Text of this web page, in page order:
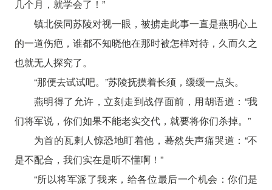
几个月，就学会了！”
镇北侯同苏陵对视一眼，被掳走此事一直是燕明心上
的一道伤疤，谁都不知晓他在那时被怎样对待，久而久之
也就无人探究了。
“那便去试试吧。”苏陵抚摸着长须，缓缓一点头。
燕明得了允许，立刻走到战俘面前，用胡语道：“我
们将军说，你们如果不能老实交代，就要将你们杀掉。”
为首的瓦剌人惊恐地盯着他，蓦然失声痛哭道：“不
是不配合，我们实在是听不懂啊！”
“所以将军派了我来，给各位最后一个机会：你们是